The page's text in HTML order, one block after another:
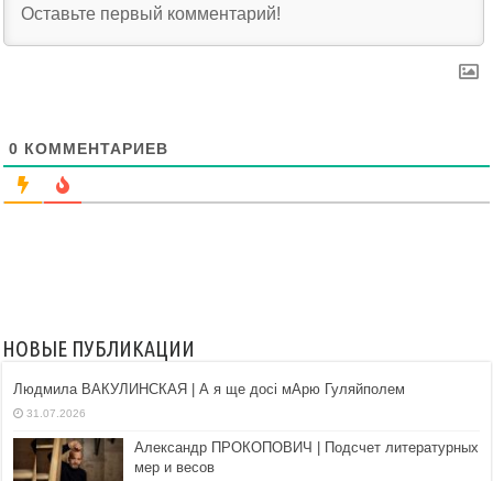
0 КОММЕНТАРИЕВ
НОВЫЕ ПУБЛИКАЦИИ
Людмила ВАКУЛИНСКАЯ | А я ще досі мАрю Гуляйполем
31.07.2026
Александр ПРОКОПОВИЧ | Подсчет литературных
мер и весов